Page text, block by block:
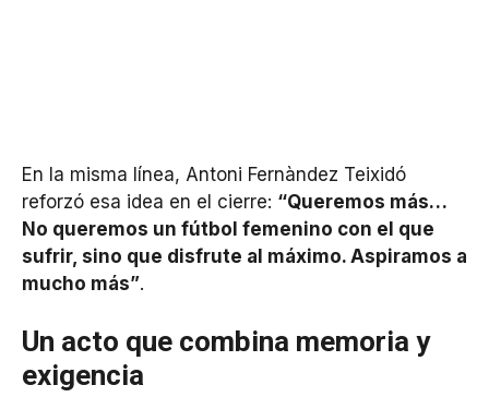
En la misma línea, Antoni Fernàndez Teixidó
reforzó esa idea en el cierre: “Queremos más…
No queremos un fútbol femenino con el que
sufrir, sino que disfrute al máximo. Aspiramos a
mucho más”.
Un acto que combina memoria y
exigencia